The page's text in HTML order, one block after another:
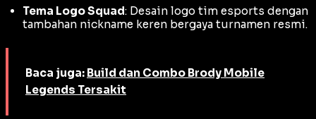
Tema Logo Squad: Desain logo tim esports dengan
tambahan nickname keren bergaya turnamen resmi.
Baca juga: Build dan Combo Brody Mobile
Legends Tersakit